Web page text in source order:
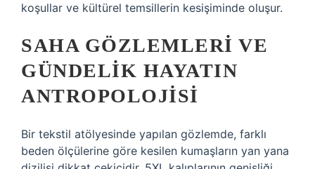
koşullar ve kültürel temsillerin kesişiminde oluşur.
SAHA GÖZLEMLERI VE
GÜNDELIK HAYATIN
ANTROPOLOJISI
Bir tekstil atölyesinde yapılan gözlemde, farklı
beden ölçülerine göre kesilen kumaşların yan yana